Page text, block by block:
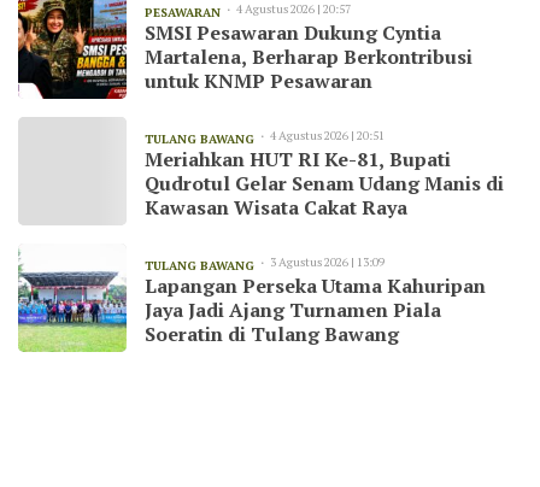
PESAWARAN 4 Agustus 2026 | 20:57
SMSI Pesawaran Dukung Cyntia
Martalena, Berharap Berkontribusi
untuk KNMP Pesawaran
TULANG BAWANG 4 Agustus 2026 | 20:51
Meriahkan HUT RI Ke-81, Bupati
Qudrotul Gelar Senam Udang Manis di
Kawasan Wisata Cakat Raya
TULANG BAWANG 3 Agustus 2026 | 13:09
Lapangan Perseka Utama Kahuripan
Jaya Jadi Ajang Turnamen Piala
Soeratin di Tulang Bawang